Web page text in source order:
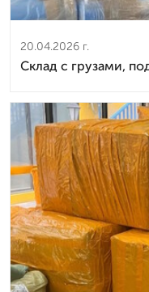
20.04.2026 г.
Склад с грузами,